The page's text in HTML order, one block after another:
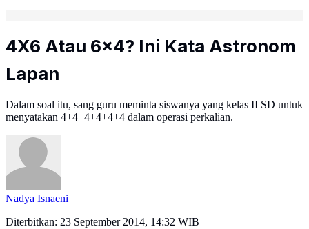
4X6 Atau 6x4? Ini Kata Astronom
Lapan
Dalam soal itu, sang guru meminta siswanya yang kelas II SD untuk
menyatakan 4+4+4+4+4+4 dalam operasi perkalian.
Nadya Isnaeni
Diterbitkan: 23 September 2014, 14:32 WIB